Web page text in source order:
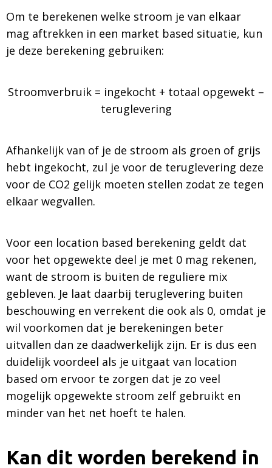
Om te berekenen welke stroom je van elkaar
mag aftrekken in een market based situatie, kun
je deze berekening gebruiken:
Stroomverbruik = ingekocht + totaal opgewekt –
teruglevering
Afhankelijk van of je de stroom als groen of grijs
hebt ingekocht, zul je voor de teruglevering deze
voor de CO2 gelijk moeten stellen zodat ze tegen
elkaar wegvallen.
Voor een location based berekening geldt dat
voor het opgewekte deel je met 0 mag rekenen,
want de stroom is buiten de reguliere mix
gebleven. Je laat daarbij teruglevering buiten
beschouwing en verrekent die ook als 0, omdat je
wil voorkomen dat je berekeningen beter
uitvallen dan ze daadwerkelijk zijn. Er is dus een
duidelijk voordeel als je uitgaat van location
based om ervoor te zorgen dat je zo veel
mogelijk opgewekte stroom zelf gebruikt en
minder van het net hoeft te halen.
Kan dit worden berekend in